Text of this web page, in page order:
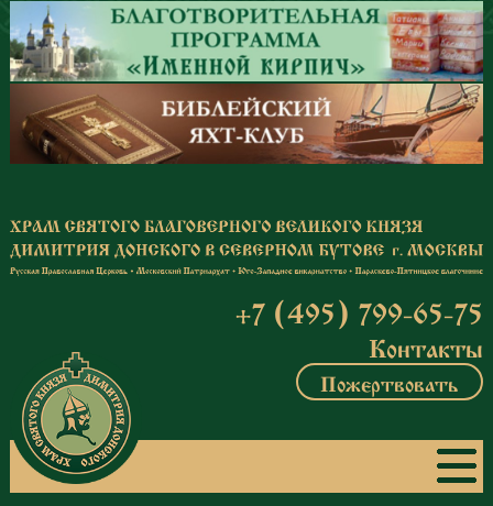
Перейти к основному содержанию
+7 (495) 799-65-75
Контакты
Пожертвовать